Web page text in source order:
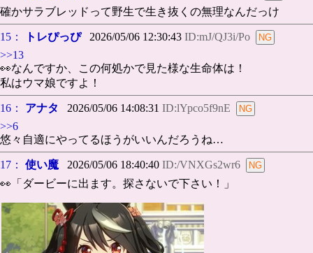
確かサラブレッドって野生で生き抜くの無理なんだっけ
15： トレぴっぴ2026/05/06 12:30:43 ID:mJ/QJ3i/Po
>>13
👀なんですか、この何処かで見た様な生命体は！
私はウマ娘ですよ！
16： アナタ 2026/05/06 14:08:31 ID:lYpco5f9nE
>>6
悠々自適にやってるほうがいいんだろうね…
17： 使い魔 2026/05/06 18:40:40 ID:/VNXGs2wr6
👀「ダービーに出ます。探さないで下さい！」